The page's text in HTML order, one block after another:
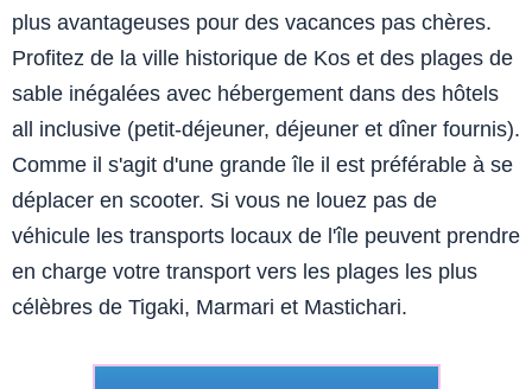
plus avantageuses pour des vacances pas chères.
Profitez de la ville historique de Kos et des plages de
sable inégalées avec hébergement dans des hôtels
all inclusive (petit-déjeuner, déjeuner et dîner fournis).
Comme il s'agit d'une grande île il est préférable à se
déplacer en scooter. Si vous ne louez pas de
véhicule les transports locaux de l'île peuvent prendre
en charge votre transport vers les plages les plus
célèbres de Tigaki, Marmari et Mastichari.